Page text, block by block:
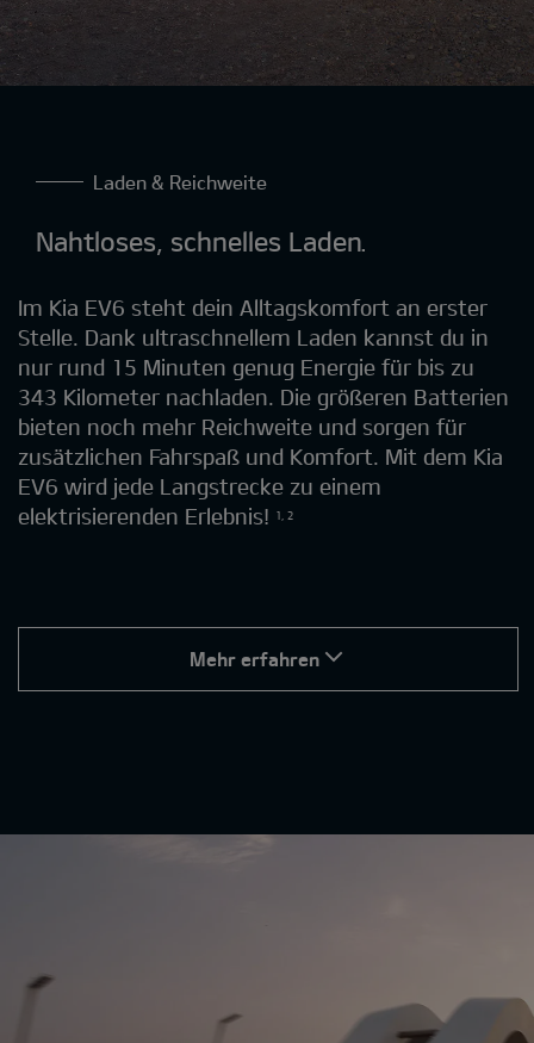
Laden & Reichweite
Nahtloses, schnelles Laden.
Im Kia EV6 steht dein Alltagskomfort an erster
Stelle. Dank ultraschnellem Laden kannst du in
nur rund 15 Minuten genug Energie für bis zu
343 Kilometer nachladen. Die größeren Batterien
bieten noch mehr Reichweite und sorgen für
zusätzlichen Fahrspaß und Komfort. Mit dem Kia
EV6 wird jede Langstrecke zu einem
elektrisierenden Erlebnis!
1, 2
Mehr erfahren